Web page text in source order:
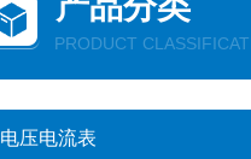
PRODUCT
电压电流表